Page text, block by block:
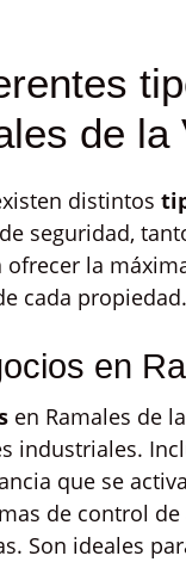
de la
distintos
seguridad,
ofrecer la
cada propiedad.
en
en Ramales de
industriales.
que se
de control de
Son ideales